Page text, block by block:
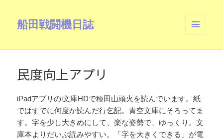
船田戦闘機日誌
ーとウ
民度向上アプリ
iPadアプリのi文庫HDで種田山頭火を読んでいます。紙
ではすでに何度か読んだ行乞記。青空文庫にそろってま
す。字を少し大きめにして、楽な姿勢で、ゆっくり。文
庫本よりだいぶ読みやすい。「字を大きくできる」が電